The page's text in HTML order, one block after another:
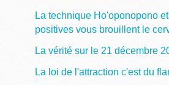
La technique Ho'oponopono
positives vous brouillent le
La vérité sur le 21 décembre
La loi de l'attraction c'est du